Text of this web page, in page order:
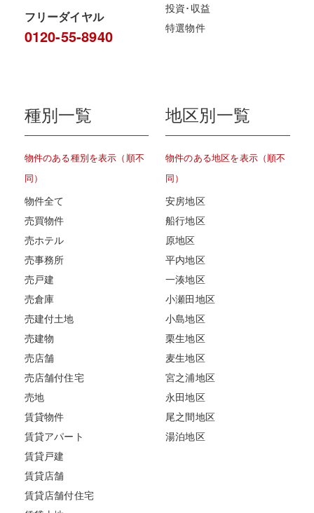
フリーダイヤル
0120-55-8940
投資･収益
特選物件
種別一覧
物件のある種別を表示（順不
同）
物件全て
売買物件
売ホテル
売事務所
売戸建
売倉庫
売建付土地
売建物
売店舗
売店舗付住宅
売地
賃貸物件
賃貸アパート
賃貸戸建
賃貸店舗
賃貸店舗付住宅
地区別一覧
物件のある地区を表示（順不
同）
安房地区
船行地区
原地区
平内地区
一湊地区
小瀬田地区
小島地区
栗生地区
麦生地区
宮之浦地区
永田地区
尾之間地区
湯泊地区